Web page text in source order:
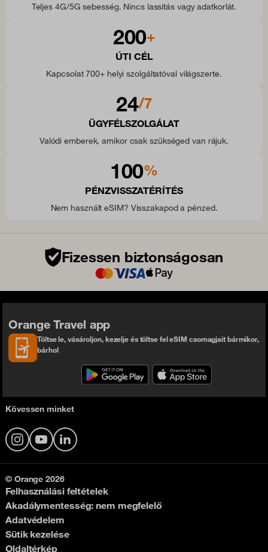
Teljes 4G/5G sebesség. Nincs lassítás vagy adatkorlát.
200+
ÚTI CÉL
Kapcsolat 700+ helyi szolgáltatóval világszerte.
24/7
ÜGYFÉLSZOLGÁLAT
Valódi emberek, amikor csak szükséged van rájuk.
100%
PÉNZVISSZATÉRÍTÉS
Nem használt eSIM? Visszakapod a pénzed.
Fizessen biztonságosan
Orange Travel app
Töltse le, vásároljon, kezelje és töltse fel eSIM csomagjait bármikor,
bárhol
Kövessen minket
InstagramYouTubeLinkedIn
© Orange 2026
Felhasználási feltételek
Akadálymentesség: nem megfelelő
Adatvédelem
Sütik kezelése
Oldaltérkép